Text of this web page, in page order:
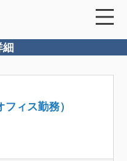
細
ィス勤務）